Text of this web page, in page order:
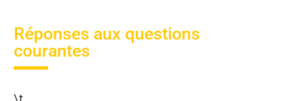
Réponses aux questions
courantes